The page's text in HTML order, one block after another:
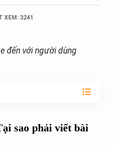
XEM: 3241
đến với người dùng
sao phải viết bài